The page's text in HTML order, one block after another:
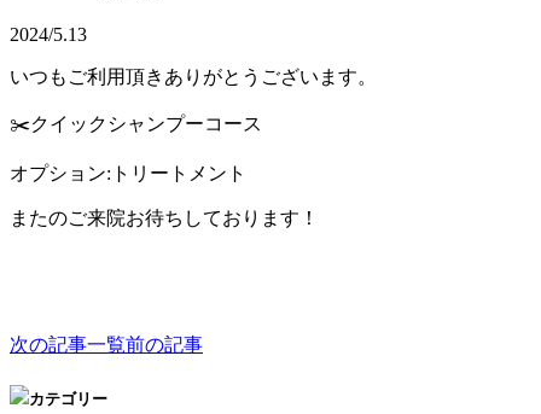
2024/5.13
いつもご利用頂きありがとうございます。
✂️クイックシャンプーコース
オプション:トリートメント
またのご来院お待ちしております！
次の記事一覧前の記事
カテゴリー